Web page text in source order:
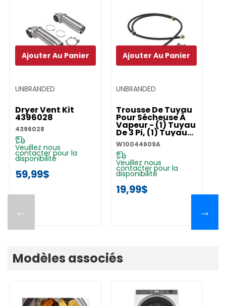
←
UNBRANDED
Dryer Vent Kit
4396028
4396028
Veuillez nous
contacter pour la
disponibilité
59,99$
Ajouter Au Panier
UNBRANDED
Trousse De Tuyau
Pour Sécheuse À
Vapeur - (1) Tuyau
De 3 Pi, (1) Tuyau
De 5 Pi
W10044609A
W10044609A
Veuillez nous
contacter pour la
disponibilité
19,99$
Ajouter Au Panier
→
Modèles associés